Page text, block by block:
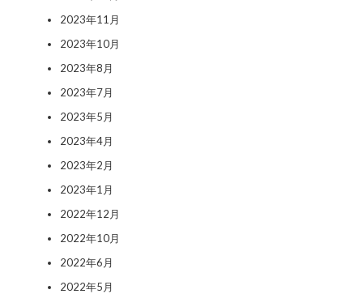
2023年11月
2023年10月
2023年8月
2023年7月
2023年5月
2023年4月
2023年2月
2023年1月
2022年12月
2022年10月
2022年6月
2022年5月